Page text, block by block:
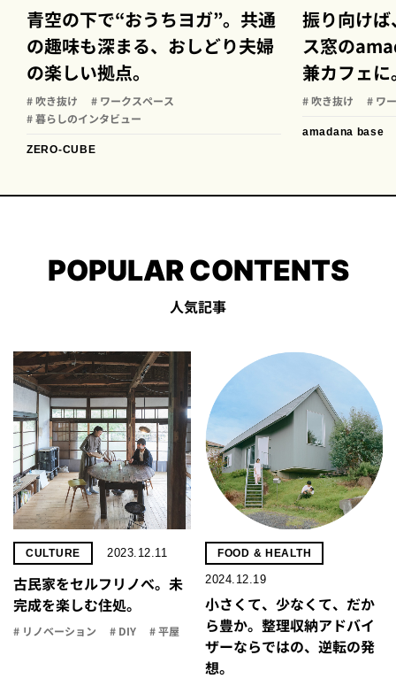
青空の下で“おうちヨガ”。共通
の趣味も深まる、おしどり夫婦
の楽しい拠点。
# 吹き抜け
# ワークスペース
# 暮らしのインタビュー
ZERO-CUBE
振り向け
ス窓の
兼カフェに
# 吹き抜け # ワ
amadana base
POPULAR CONTENTS
人気記事
CULTURE 2023.12.11
古民家をセルフリノべ。未
完成を楽しむ住処。
# リノベーション # DIY # 平屋
FOOD & HEALTH
2024.12.19
小さくて、少なくて、だか
ら豊か。整理収納アドバイ
ザーならではの、逆転の発
想。